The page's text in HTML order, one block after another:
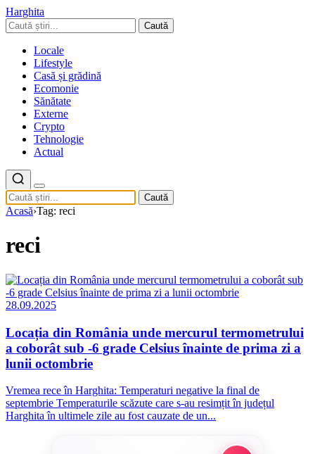
Harghita
Caută
Locale
Lifestyle
Casă și grădină
Ecomonie
Sănătate
Externe
Crypto
Tehnologie
Actual
Caută
Acasă›Tag: reci
reci
28.09.2025
Locația din România unde mercurul termometrului
a coborât sub -6 grade Celsius înainte de prima zi a
lunii octombrie
Vremea rece în Harghita: Temperaturi negative la final de
septembrie Temperaturile scăzute care s-au resimțit în județul
Harghita în ultimele zile au fost cauzate de un...